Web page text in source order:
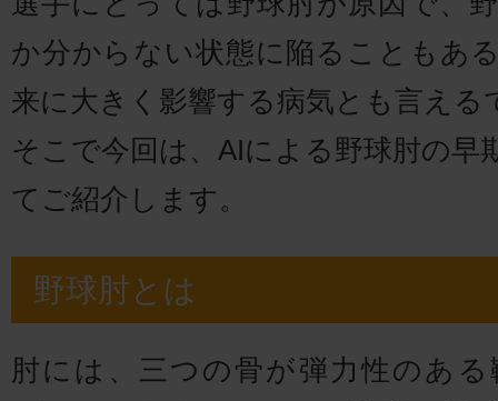
か分からない状態に陥ることもあ
来に大きく影響する病気とも言える
そこで今回は、AIによる野球肘の早
てご紹介します。
野球肘とは
肘には、三つの骨が弾力性のあ